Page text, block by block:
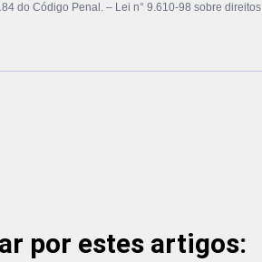
do Código Penal. – Lei n° 9.610-98 sobre direitos
por estes artigos: